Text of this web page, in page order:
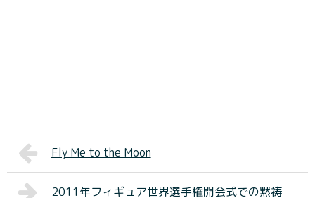
Fly Me to the Moon
2011年フィギュア世界選手権開会式での黙祷